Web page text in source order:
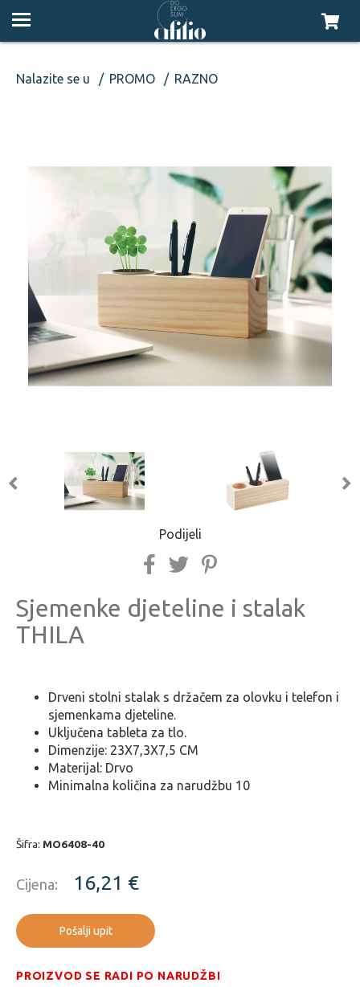
Nalazite se u PROMO RAZNO
Podijeli
Sjemenke djeteline i stalak
THILA
Drveni stolni stalak s držačem za olovku i telefon i
sjemenkama djeteline.
Uključena tableta za tlo.
Dimenzije: 23X7,3X7,5 CM
Materijal: Drvo
Minimalna količina za narudžbu 10
Šifra: MO6408-40
Cijena: 16,21 €
Pošalji upit
PROIZVOD SE RADI PO NARUDŽBI